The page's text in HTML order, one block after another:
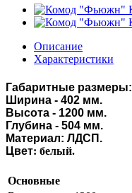
Описание
Характеристики
Габаритные размеры:
Ширина - 402 мм.
Высота - 1200 мм.
Глубина - 504 мм.
Материал: ЛДСП.
Цвет: белый.
Основные